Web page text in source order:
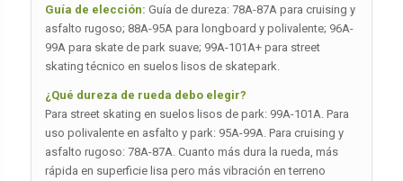
Guía de elección: Guía de dureza: 78A-87A para cruising y
asfalto rugoso; 88A-95A para longboard y polivalente; 96A-
99A para skate de park suave; 99A-101A+ para street
skating técnico en suelos lisos de skatepark.
¿Qué dureza de rueda debo elegir?
Para street skating en suelos lisos de park: 99A-101A. Para
uso polivalente en asfalto y park: 95A-99A. Para cruising y
asfalto rugoso: 78A-87A. Cuanto más dura la rueda, más
rápida en superficie lisa pero más vibración en terreno